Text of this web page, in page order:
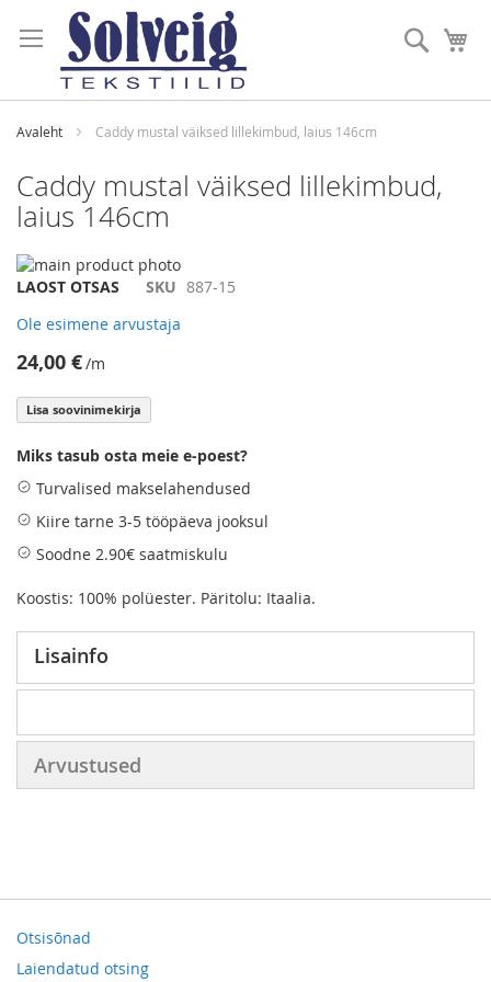
to
Content
Otsi
Avaleht Caddy mustal väiksed lillekimbud, laius 146cm
Caddy mustal väiksed lillekimbud,
laius 146cm
Skip
to
end
of
the
images
gallery
Skip
the
beginning
of
the
images
LAOST OTSAS SKU 887-15
Ole esimene arvustaja
24,00 €/m
Lisa soovinimekirja
Miks tasub osta meie e-poest?
Turvalised makselahendused
Kiire tarne 3-5 tööpäeva jooksul
Soodne 2.90€ saatmiskulu
Koostis: 100% polüester. Päritolu: Itaalia.
Lisainfo
Arvustused
Otsisõnad
Laiendatud otsing